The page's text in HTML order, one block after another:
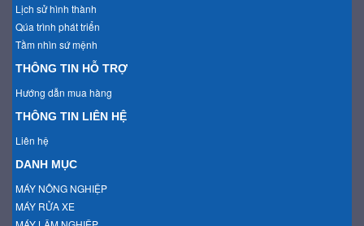
Lịch sử hình thành
Qúa trình phát triển
Tầm nhìn sứ mệnh
THÔNG TIN HỖ TRỢ
Hướng dẫn mua hàng
THÔNG TIN LIÊN HỆ
Liên hệ
DANH MỤC
MÁY NÔNG NGHIỆP
MÁY RỬA XE